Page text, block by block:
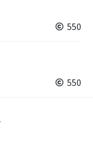
550
550